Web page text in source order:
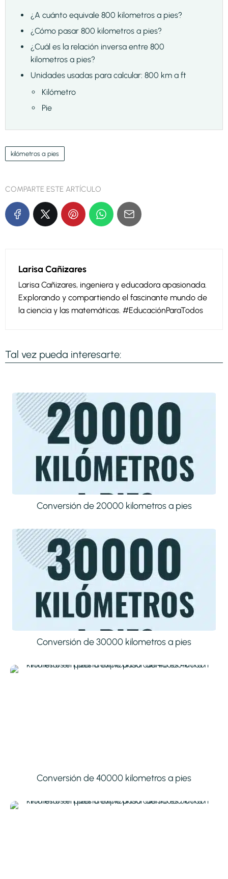
¿A cuánto equivale 800 kilometros a pies?
¿Cómo pasar 800 kilometros a pies?
¿Cuál es la relación inversa entre 800
kilometros a pies?
Unidades usadas para calcular: 800 km a ft
Kilómetro
Pie
kilómetros a pies
COMPARTE ESTE ARTÍCULO
Larisa Cañizares
Larisa Cañizares, ingeniera y educadora apasionada.
Explorando y compartiendo el fascinante mundo de
la ciencia y las matemáticas. #EducaciónParaTodos
Tal vez pueda interesarte:
Conversión de 20000 kilometros a pies
Conversión de 30000 kilometros a pies
Conversión de 40000 kilometros a pies